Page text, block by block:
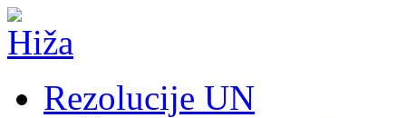
Rezolucije UN